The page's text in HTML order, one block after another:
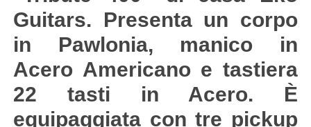
Guitars. Presenta un corpo
in Pawlonia, manico in
Acero Americano e tastiera
22 tasti in Acero. È
equipaggiata con tre pickup